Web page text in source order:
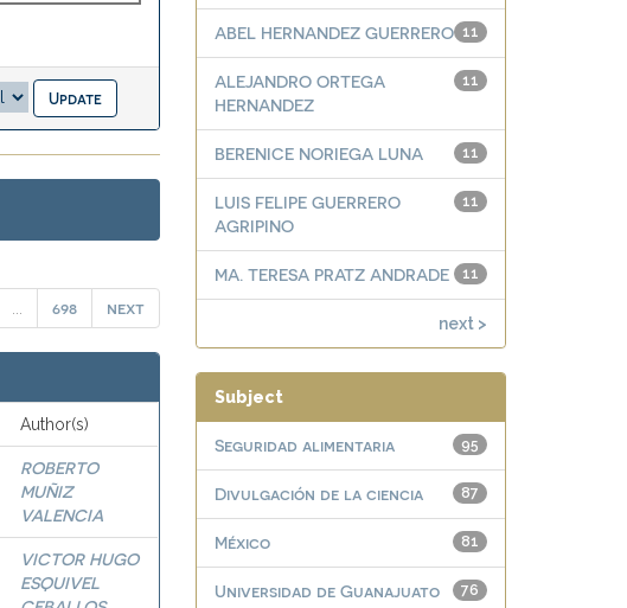
698 next
Author(s)
ROBERTO
MUÑIZ
VALENCIA
VICTOR HUGO
ESQUIVEL
11
ABEL HERNANDEZ GUERRERO
11
ALEJANDRO ORTEGA
HERNANDEZ
11
BERENICE NORIEGA LUNA
11
LUIS FELIPE GUERRERO
AGRIPINO
11
MA. TERESA PRATZ ANDRADE
next >
Subject
95
Seguridad alimentaria
87
Divulgación de la ciencia
81
México
76
Universidad de Guanajuato